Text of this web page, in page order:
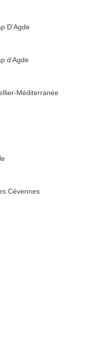
D'Agde
d'Agde
Méditerranée
Cévennes